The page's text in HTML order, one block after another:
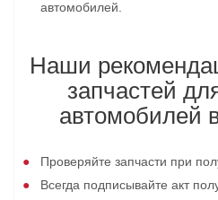
автомобилей.
Наши
запчастей
автомобилей
Проверяйте запчасти при
Всегда подписывайте акт